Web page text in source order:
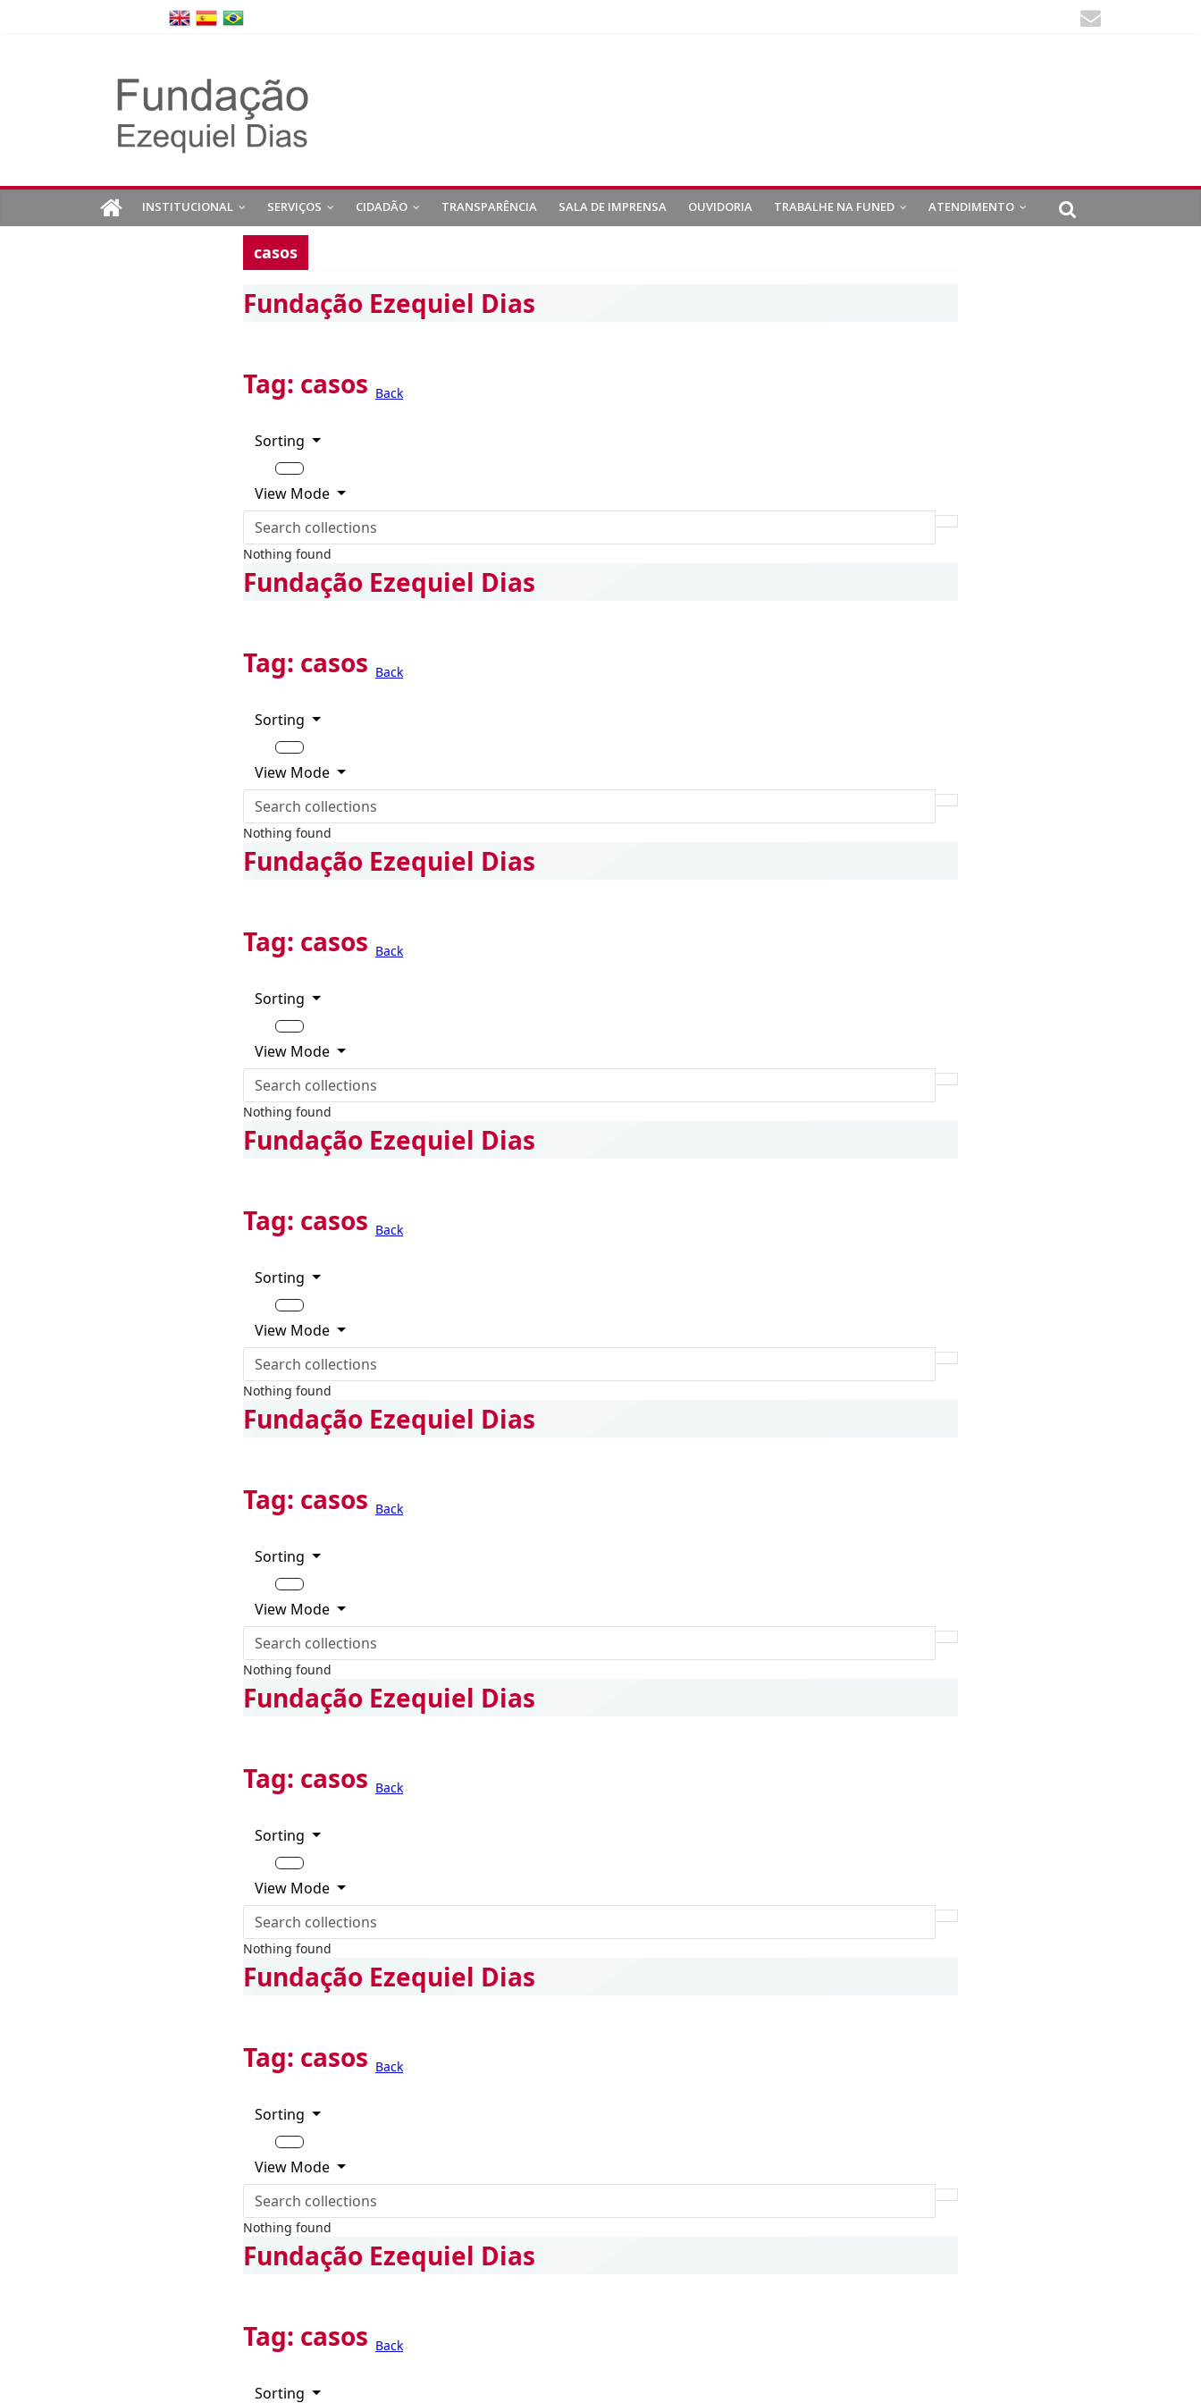
INSTITUCIONAL SERVIÇOS CIDADÃO TRANSPARÊNCIA SALA DE IMPRENSA OUVIDORIA TRABALHE NA FUNED ATENDIMENTO
casos
Fundação Ezequiel Dias
Tag: casos Back
Sorting
View Mode
Nothing found
Fundação Ezequiel Dias
Tag: casos Back
Sorting
View Mode
Nothing found
Fundação Ezequiel Dias
Tag: casos Back
Sorting
View Mode
Nothing found
Fundação Ezequiel Dias
Tag: casos Back
Sorting
View Mode
Nothing found
Fundação Ezequiel Dias
Tag: casos Back
Sorting
View Mode
Nothing found
Fundação Ezequiel Dias
Tag: casos Back
Sorting
View Mode
Nothing found
Fundação Ezequiel Dias
Tag: casos Back
Sorting
View Mode
Nothing found
Fundação Ezequiel Dias
Tag: casos Back
Sorting